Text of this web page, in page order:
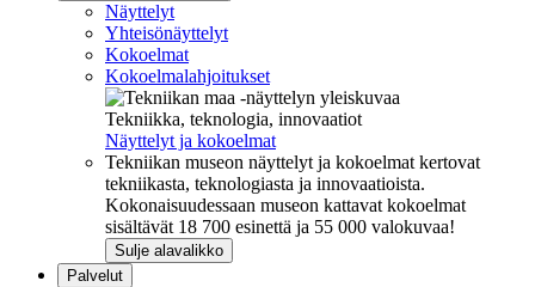
Näyttelyt
Yhteisönäyttelyt
Kokoelmat
Kokoelmalahjoitukset
Tekniikka, teknologia, innovaatiot
Näyttelyt ja kokoelmat
Tekniikan museon näyttelyt ja kokoelmat kertovat
tekniikasta, teknologiasta ja innovaatioista.
Kokonaisuudessaan museon kattavat kokoelmat
sisältävät 18 700 esinettä ja 55 000 valokuvaa!
Sulje alavalikko
Palvelut